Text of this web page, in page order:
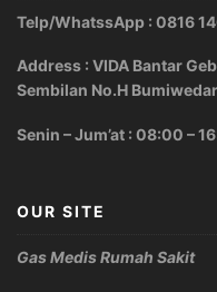
Telp/WhatssApp : 0816
Address : VIDA Bantar
Sembilan No.H
Senin – Jum’at : 08:00 –
OUR SITE
Gas Medis Rumah Sakit